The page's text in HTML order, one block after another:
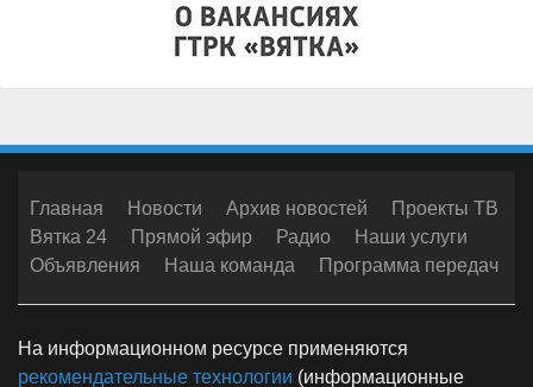
Главная Новости Архив новостей
Проекты ТВ
Вятка 24
Прямой эфир Радио
Наши услуги
Объявления
Наша команда Программа передач
На информационном ресурсе применяются
рекомендательные технологии (информационные